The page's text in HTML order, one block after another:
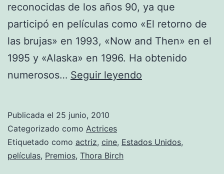
reconocidas de los años 90, ya que
participó en películas como «El retorno de
las brujas» en 1993, «Now and Then» en el
1995 y «Alaska» en 1996. Ha obtenido
numerosos… Seguir leyendo
Publicada el 25 junio, 2010
Categorizado como Actrices
Etiquetado como actriz, cine, Estados Unidos,
películas, Premios, Thora Birch